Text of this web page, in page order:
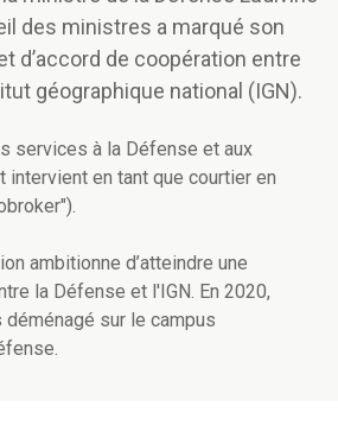
des ministres a marqué son
d’accord de coopération entre
géographique national (IGN).
services à la Défense et aux
en tant que courtier en
ambitionne d’atteindre une
la Défense et l'IGN. En 2020,
déménagé sur le campus